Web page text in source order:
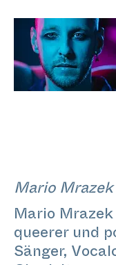
Mario Mrazek
Mario Mrazek
queerer und
Sänger,